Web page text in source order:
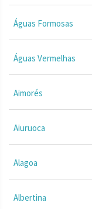
Águas Formosas
Águas Vermelhas
Aimorés
Aiuruoca
Alagoa
Albertina